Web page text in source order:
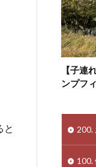
と
【子連
ンプフ
200.
100.